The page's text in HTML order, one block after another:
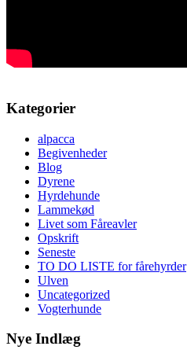
Kategorier
alpacca
Begivenheder
Blog
Dyrene
Hyrdehunde
Lammekød
Livet som Fåreavler
Opskrift
Seneste
TO DO LISTE for fårehyrder
Ulven
Uncategorized
Vogterhunde
Nye Indlæg